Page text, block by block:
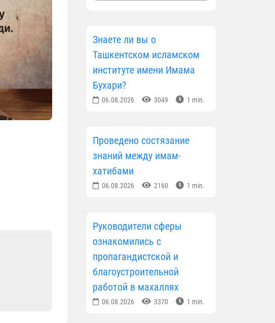
Знаете ли вы о
Ташкентском исламском
институте имени Имама
Бухари?
06.08.2026 3049 1 min.
Проведено состязание
знаний между имам-
хатибами
06.08.2026 2160 1 min.
Руководители сферы
ознакомились с
пропагандистской и
благоустроительной
работой в махаллях
06.08.2026 3370 1 min.